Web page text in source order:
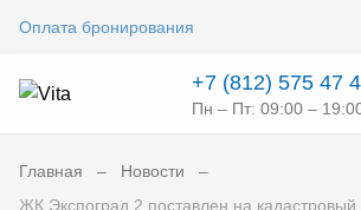
Оплата бронирования
+7 (812) 575 47
Пн – Пт: 09:00 –
Главная
Новости
ЖК Экспоград 2 поставлен на кадастровый